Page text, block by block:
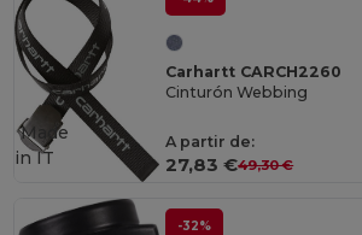
Carhartt CARCH2260
Cinturón Webbing
A partir de:
27,83 €49,30 €
Made
in IT
-32%